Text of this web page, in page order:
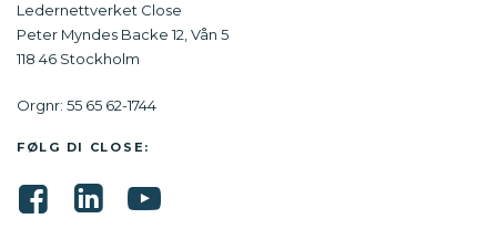
Ledernettverket Close
Peter Myndes Backe 12, Vån 5
118 46 Stockholm
Orgnr: 55 65 62-1744
FØLG DI CLOSE: